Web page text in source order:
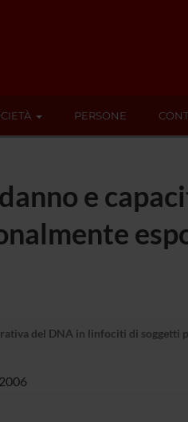
PERSONE
e
del DNA in linfociti di soggetti